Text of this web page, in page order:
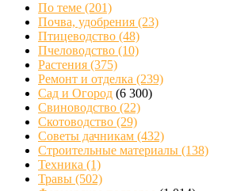
По теме (201)
Почва, удобрения (23)
Птицеводство (48)
Пчеловодство (10)
Растения (375)
Ремонт и отделка (239)
Сад и Огород (6 300)
Свиноводство (22)
Скотоводство (29)
Советы дачникам (432)
Строительные материалы (138)
Техника (1)
Травы (502)